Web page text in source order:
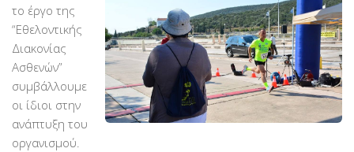
Γίνε εθελοντής
Εκπαίδευση
Θεωρητική
Πρακτική
Υποστήριξη
Εποπτεία
το έργο της
“Εθελοντικής
Διακονίας
Ασθενών”
συμβάλλουμε
οι ίδιοι στην
ανάπτυξη του
οργανισμού.